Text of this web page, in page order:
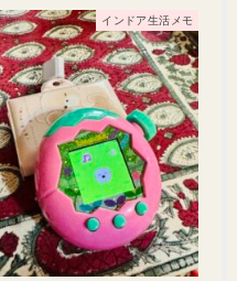
インドア生活メモ